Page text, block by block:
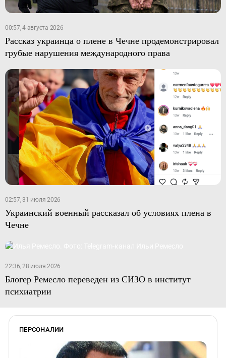
00:57, 4 августа 2026
Рассказ украинца о плене в Чечне продемонстрировал
грубые нарушения международного права
02:57, 31 июля 2026
Украинский военный рассказал об условиях плена в
Чечне
22:36, 28 июля 2026
Блогер Ремесло переведен из СИЗО в институт
психиатрии
ПЕРСОНАЛИИ